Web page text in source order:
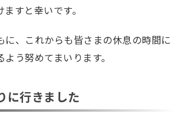
すと幸いです。
に、これからも皆さまの休息の時間に
う努めてまいります。
に行きました